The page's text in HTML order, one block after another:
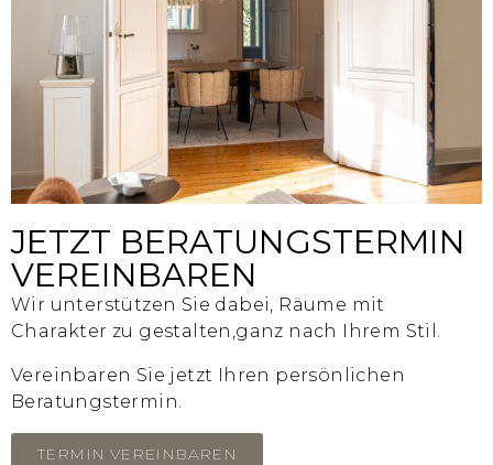
JETZT BERATUNGSTERMIN
VEREINBAREN
Wir unterstützen Sie dabei, Räume mit
Charakter zu gestalten,ganz nach Ihrem Stil.
Vereinbaren Sie jetzt Ihren persönlichen
Beratungstermin.
TERMIN VEREINBAREN